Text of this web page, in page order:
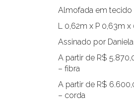
Banquetas Bar
Cadeiras com
braço
Almofada em tecido
L 0,62m x P 0,63m
Assinado por
A partir de R$
– fibra
A partir de R$
– corda